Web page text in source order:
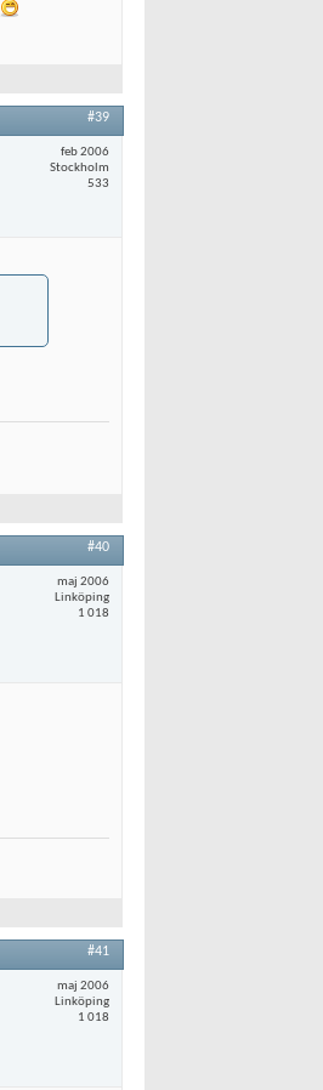
#39
feb 2006
Stockholm
533
#40
maj 2006
Linköping
1 018
#41
maj 2006
Linköping
1 018